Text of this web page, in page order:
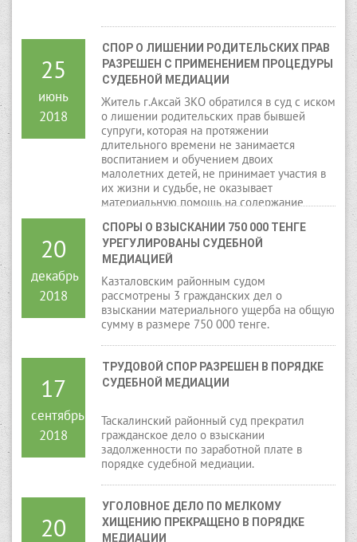
25
июнь
2018
СПОР О ЛИШЕНИИ РОДИТЕЛЬСКИХ ПРАВ
РАЗРЕШЕН С ПРИМЕНЕНИЕМ ПРОЦЕДУРЫ
СУДЕБНОЙ МЕДИАЦИИ
Житель г.Аксай ЗКО обратился в суд с иском
о лишении родительских прав бывшей
супруги, которая на протяжении
длительного времени не занимается
воспитанием и обучением двоих
малолетних детей, не принимает участия в
их жизни и судьбе, не оказывает
материальную помощь на содержание
20
декабрь
2018
СПОРЫ О ВЗЫСКАНИИ 750 000 ТЕНГЕ
УРЕГУЛИРОВАНЫ СУДЕБНОЙ
МЕДИАЦИЕЙ
Казталовским районным судом
рассмотрены 3 гражданских дел о
взыскании материального ущерба на общую
сумму в размере 750 000 тенге.
17
сентябрь
2018
ТРУДОВОЙ СПОР РАЗРЕШЕН В ПОРЯДКЕ
СУДЕБНОЙ МЕДИАЦИИ
Таскалинский районный суд прекратил
гражданское дело о взыскании
задолженности по заработной плате в
порядке судебной медиации.
20
УГОЛОВНОЕ ДЕЛО ПО МЕЛКОМУ
ХИЩЕНИЮ ПРЕКРАЩЕНО В ПОРЯДКЕ
МЕДИАЦИИ